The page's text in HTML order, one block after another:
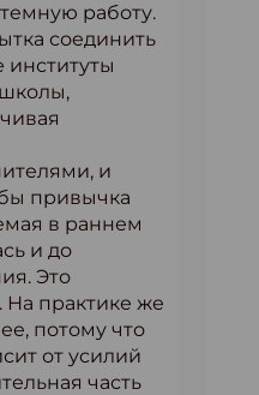
работу.
соединить
институты
и
привычка
в раннем
и до
Это
На практике же
потому что
от усилий
часть